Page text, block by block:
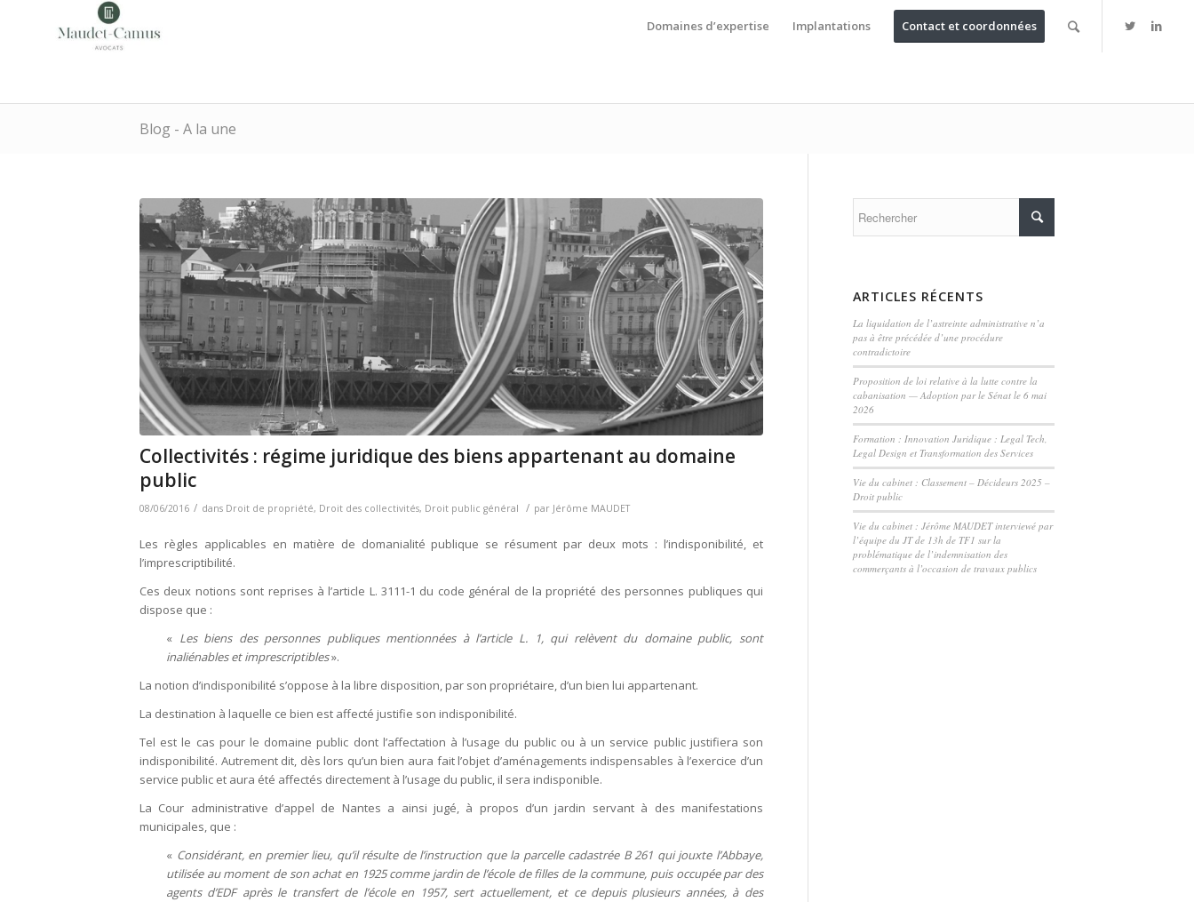
Domaines d’expertise Implantations Contact et coordonnées
Blog - A la une
Collectivités : régime juridique des biens appartenant au domaine
public
08/06/2016 / dans Droit de propriété, Droit des collectivités, Droit public général / par Jérôme MAUDET
Les règles applicables en matière de domanialité publique se résument par deux mots : l’indisponibilité, et
l’imprescriptibilité.
Ces deux notions sont reprises à l’article L. 3111-1 du code général de la propriété des personnes publiques qui
dispose que :
« Les biens des personnes publiques mentionnées à l’article L. 1, qui relèvent du domaine public, sont
inaliénables et imprescriptibles».
La notion d’indisponibilité s’oppose à la libre disposition, par son propriétaire, d’un bien lui appartenant.
La destination à laquelle ce bien est affecté justifie son indisponibilité.
Tel est le cas pour le domaine public dont l’affectation à l’usage du public ou à un service public justifiera son
indisponibilité. Autrement dit, dès lors qu’un bien aura fait l’objet d’aménagements indispensables à l’exercice d’un
service public et aura été affectés directement à l’usage du public, il sera indisponible.
La Cour administrative d’appel de Nantes a ainsi jugé, à propos d’un jardin servant à des manifestations
municipales, que :
« Considérant, en premier lieu, qu’il résulte de l’instruction que la parcelle cadastrée B 261 qui jouxte l’Abbaye,
utilisée au moment de son achat en 1925 comme jardin de l’école de filles de la commune, puis occupée par des
agents d’EDF après le transfert de l’école en 1957, sert actuellement, et ce depuis plusieurs années, à des
ARTICLES RÉCENTS
La liquidation de l’astreinte administrative n’a
pas à être précédée d’une procédure
contradictoire
Proposition de loi relative à la lutte contre la
cabanisation — Adoption par le Sénat le 6 mai
2026
Formation : Innovation Juridique : Legal Tech,
Legal Design et Transformation des Services
Vie du cabinet : Classement – Décideurs 2025 –
Droit public
Vie du cabinet : Jérôme MAUDET interviewé par
l’équipe du JT de 13h de TF1 sur la
problématique de l’indemnisation des
commerçants à l’occasion de travaux publics